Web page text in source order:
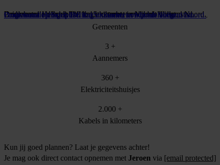
Programma Helix: 2.000 km stroomnet in Noord-Holland Noord.
Programma Helix: 2.000 km stroomnet in Noord-Holland Noord.
Drinkwaterleidingen Delft: 15 kilometer onder de binnenstad.
Drinkwaterleidingen Delft: 15 kilometer onder de binnenstad.
Onderhoud op Schiphol: dag en nacht, terwijl het vliegt.
Onderhoud op Schiphol: dag en nacht, terwijl het vliegt.
30 +
Gemeenten
3 +
Aannemers
360 +
Elektriciteitshuisjes
2.000 +
Kabels in kilometers
Kun jij goed plannen? Laat je gegevens achter!
Je mag ook direct contact opnemen met Jeroen via [email protected]